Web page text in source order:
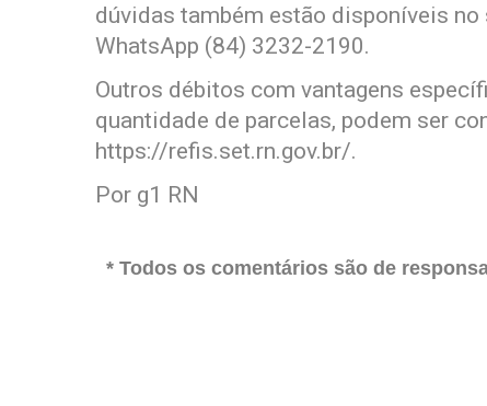
dúvidas também estão disponíveis
WhatsApp (84) 3232-2190.
Outros débitos com vantagens
quantidade de parcelas, podem ser
https://refis.set.rn.gov.br/.
Por g1 RN
* Todos os comentários são de